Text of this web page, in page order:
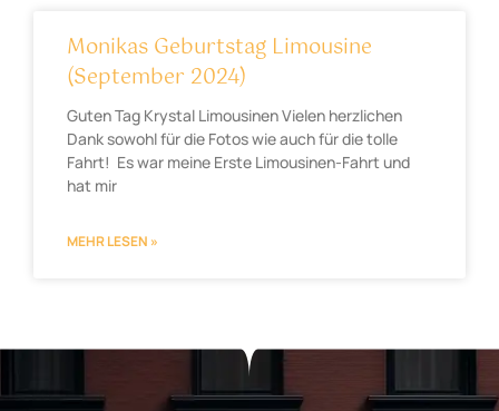
Monikas Geburtstag Limousine
(September 2024)
Guten Tag Krystal Limousinen Vielen herzlichen
Dank sowohl für die Fotos wie auch für die tolle
Fahrt! Es war meine Erste Limousinen-Fahrt und
hat mir
MEHR LESEN »